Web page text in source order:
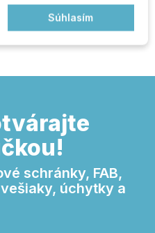
napíše recenziu
schránky, FAB,
úchytky a
Súhlasím